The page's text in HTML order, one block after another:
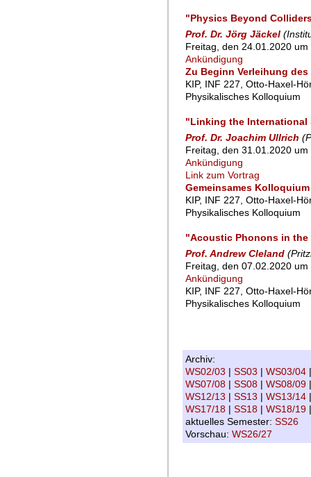
"Physics Beyond
Prof. Dr. Jörg Jäckel
Freitag, den 24.01.2020
Ankündigung
Zu Beginn Verleihung
KIP, INF 227, Otto-Haxel-
Physikalisches Kolloquium
"Linking the International
Prof. Dr. Joachim Ullrich
Freitag, den 31.01.2020
Ankündigung
Link zum Vortrag
Gemeinsames
KIP, INF 227, Otto-Haxel-
Physikalisches Kolloquium
"Acoustic Phonons in
Prof. Andrew Cleland
Freitag, den 07.02.2020
Ankündigung
KIP, INF 227, Otto-Haxel-
Physikalisches Kolloquium
Archiv:
WS02/03 | SS03 | WS03/04
WS07/08 | SS08 | WS08/09
WS12/13 | SS13 | WS13/14
WS17/18 | SS18 | WS18/19
aktuelles Semester: SS26
Vorschau: WS26/27